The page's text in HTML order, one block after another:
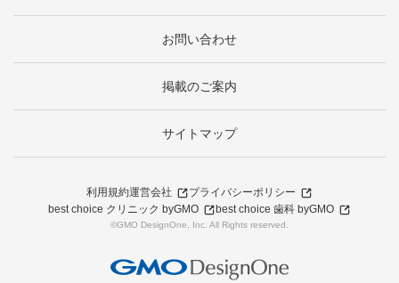
お問い合わせ
掲載のご案内
サイトマップ
利用規約運営会社
プライバシーポリシー
best choice クリニック byGMO
best choice 歯科 byGMO
©GMO DesignOne, Inc. All Rights reserved.